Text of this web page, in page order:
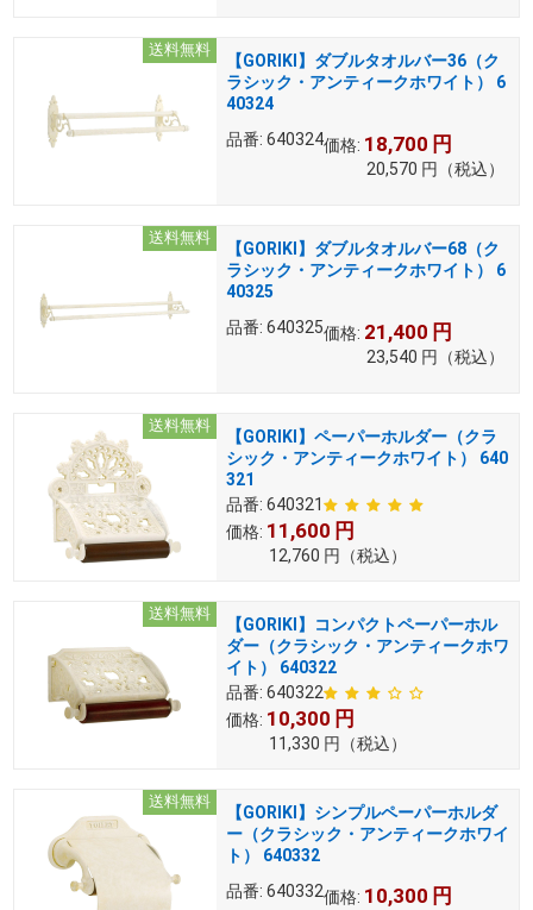
送料無料
【GORIKI】ダブルタオルバー36（ク
ラシック・アンティークホワイト） 6
40324
品番: 640324価格: 18,700 円
20,570 円 （税込）
送料無料
【GORIKI】ダブルタオルバー68（ク
ラシック・アンティークホワイト） 6
40325
品番: 640325価格: 21,400 円
23,540 円 （税込）
送料無料
【GORIKI】ペーパーホルダー（クラ
シック・アンティークホワイト） 640
321
品番: 640321
価格: 11,600 円
12,760 円 （税込）
送料無料
【GORIKI】コンパクトペーパーホル
ダー（クラシック・アンティークホワ
イト） 640322
品番: 640322
価格: 10,300 円
11,330 円 （税込）
送料無料
【GORIKI】シンプルペーパーホルダ
ー（クラシック・アンティークホワイ
ト） 640332
品番: 640332価格: 10,300 円